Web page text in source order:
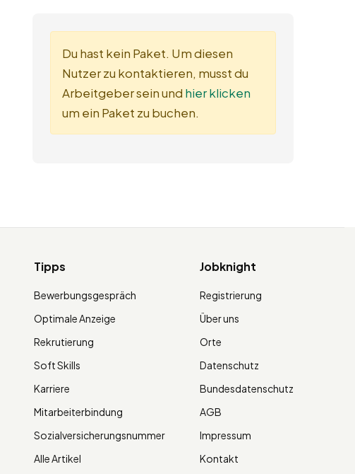
Du hast kein Paket. Um diesen
Nutzer zu kontaktieren, musst du
Arbeitgeber sein und hier klicken
um ein Paket zu buchen.
Tipps
Bewerbungsgespräch
Optimale Anzeige
Rekrutierung
Soft Skills
Karriere
Mitarbeiterbindung
Sozialversicherungsnummer
Alle Artikel
Jobknight
Registrierung
Über uns
Orte
Datenschutz
Bundesdatenschutz
AGB
Impressum
Kontakt